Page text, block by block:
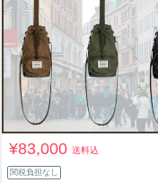
¥83,000送料込
関税負担なし